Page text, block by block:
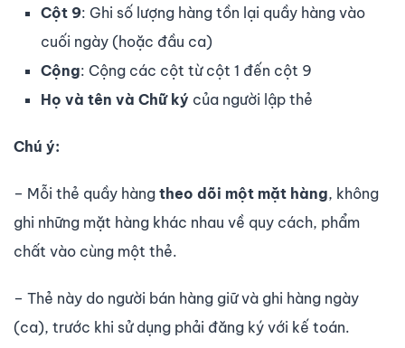
Cột 9: Ghi số lượng hàng tồn lại quầy hàng vào
cuối ngày (hoặc đầu ca)
Cộng: Cộng các cột từ cột 1 đến cột 9
Họ và tên và Chữ ký của người lập thẻ
Chú ý:
– Mỗi thẻ quầy hàng theo dõi một mặt hàng, không
ghi những mặt hàng khác nhau về quy cách, phẩm
chất vào cùng một thẻ.
– Thẻ này do người bán hàng giữ và ghi hàng ngày
(ca), trước khi sử dụng phải đăng ký với kế toán.